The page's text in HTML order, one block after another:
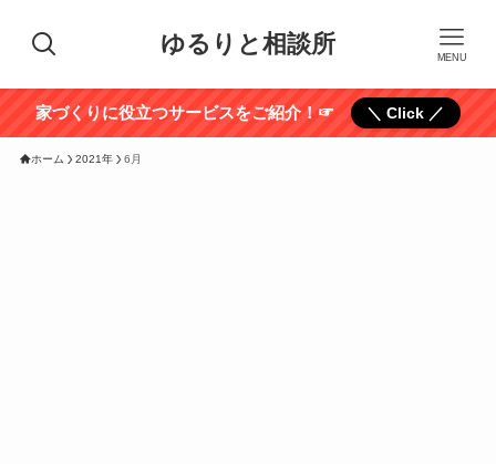
ゆるりと相談所 MENU
家づくりに役立つサービスをご紹介！☞ ＼ Click ／
ホーム 2021年 6月